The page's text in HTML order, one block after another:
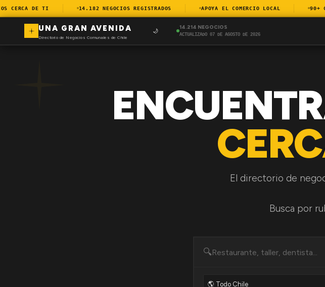
CERCA DE TI 14.182 NEGOCIOS REGISTRADOS APOYA EL COMERCIO LOCAL 90+
UNA GRAN AVENIDA
Directorio de Negocios Comunales de Chile
🌙
14.214 NEGOCIOS
ACTUALIZADO 07 DE AGOSTO DE 2026
El directorio de
Busca por
🔍